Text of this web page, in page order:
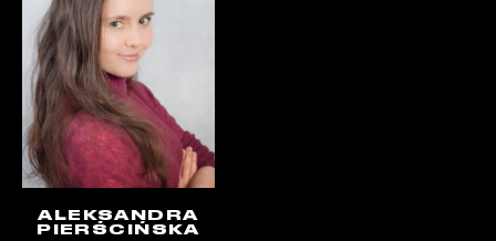
ALEKSANDRA
PIERŚCIŃSKA